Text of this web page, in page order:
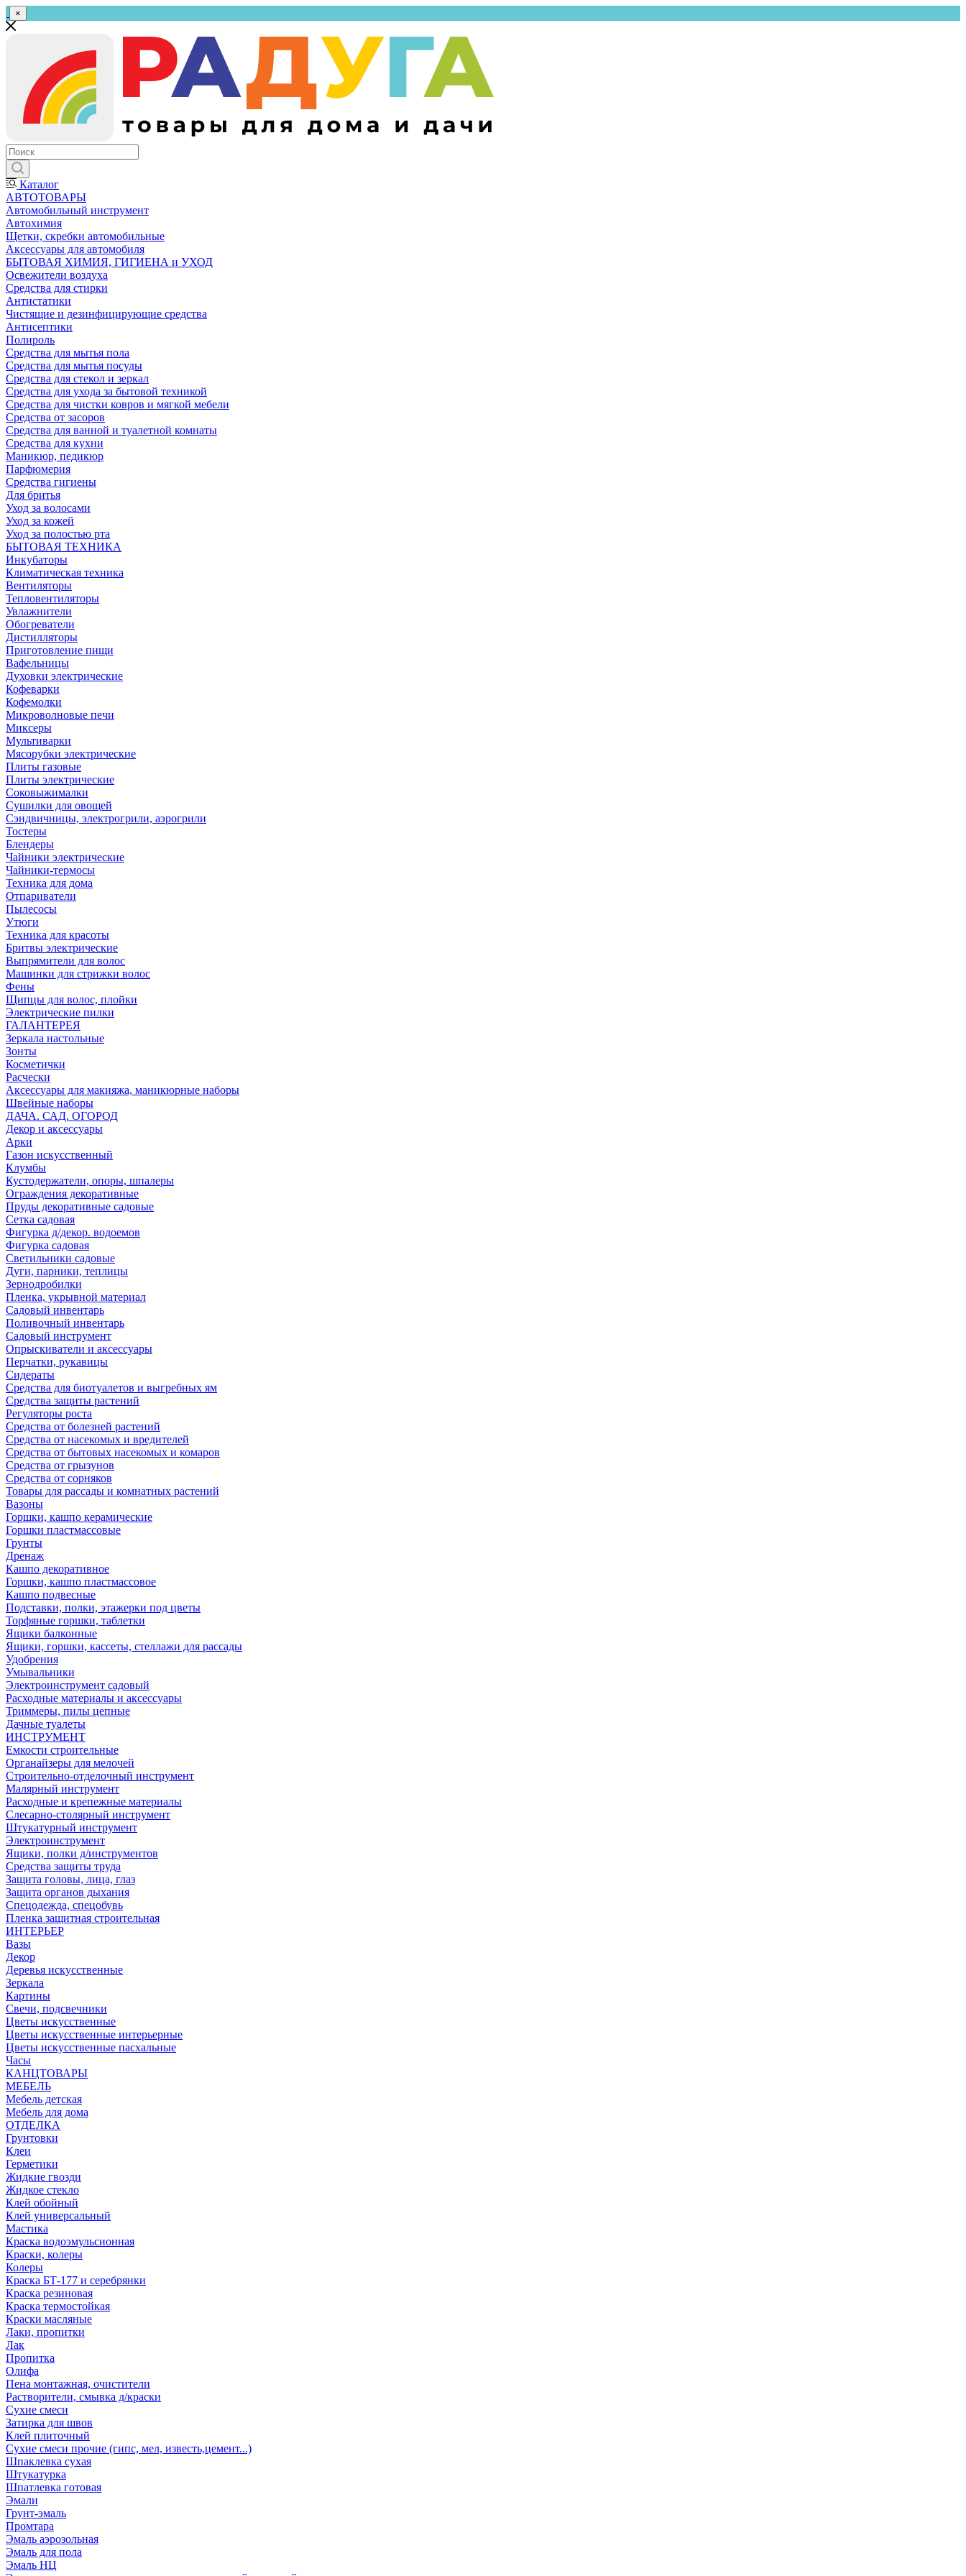
×
Каталог
АВТОТОВАРЫ
Автомобильный инструмент
Автохимия
Щетки, скребки автомобильные
Аксессуары для автомобиля
БЫТОВАЯ ХИМИЯ, ГИГИЕНА и УХОД
Освежители воздуха
Средства для стирки
Антистатики
Чистящие и дезинфицирующие средства
Антисептики
Полироль
Средства для мытья пола
Средства для мытья посуды
Средства для стекол и зеркал
Средства для ухода за бытовой техникой
Средства для чистки ковров и мягкой мебели
Средства от засоров
Средства для ванной и туалетной комнаты
Средства для кухни
Маникюр, педикюр
Парфюмерия
Средства гигиены
Для бритья
Уход за волосами
Уход за кожей
Уход за полостью рта
БЫТОВАЯ ТЕХНИКА
Инкубаторы
Климатическая техника
Вентиляторы
Тепловентиляторы
Увлажнители
Обогреватели
Дистилляторы
Приготовление пищи
Вафельницы
Духовки электрические
Кофеварки
Кофемолки
Микроволновые печи
Миксеры
Мультиварки
Мясорубки электрические
Плиты газовые
Плиты электрические
Соковыжималки
Сушилки для овощей
Сэндвичницы, электрогрили, аэрогрили
Тостеры
Блендеры
Чайники электрические
Чайники-термосы
Техника для дома
Отпариватели
Пылесосы
Утюги
Техника для красоты
Бритвы электрические
Выпрямители для волос
Машинки для стрижки волос
Фены
Щипцы для волос, плойки
Электрические пилки
ГАЛАНТЕРЕЯ
Зеркала настольные
Зонты
Косметички
Расчески
Аксессуары для макияжа, маникюрные наборы
Швейные наборы
ДАЧА. САД. ОГОРОД
Декор и аксессуары
Арки
Газон искусственный
Клумбы
Кустодержатели, опоры, шпалеры
Ограждения декоративные
Пруды декоративные садовые
Сетка садовая
Фигурка д/декор. водоемов
Фигурка садовая
Светильники садовые
Дуги, парники, теплицы
Зернодробилки
Пленка, укрывной материал
Садовый инвентарь
Поливочный инвентарь
Садовый инструмент
Опрыскиватели и аксессуары
Перчатки, рукавицы
Сидераты
Средства для биотуалетов и выгребных ям
Средства защиты растений
Регуляторы роста
Средства от болезней растений
Средства от насекомых и вредителей
Средства от бытовых насекомых и комаров
Средства от грызунов
Средства от сорняков
Товары для рассады и комнатных растений
Вазоны
Горшки, кашпо керамические
Горшки пластмассовые
Грунты
Дренаж
Кашпо декоративное
Горшки, кашпо пластмассовое
Кашпо подвесные
Подставки, полки, этажерки под цветы
Торфяные горшки, таблетки
Ящики балконные
Ящики, горшки, кассеты, стеллажи для рассады
Удобрения
Умывальники
Электроинструмент садовый
Расходные материалы и аксессуары
Триммеры, пилы цепные
Дачные туалеты
ИНСТРУМЕНТ
Емкости строительные
Органайзеры для мелочей
Строительно-отделочный инструмент
Малярный инструмент
Расходные и крепежные материалы
Слесарно-столярный инструмент
Штукатурный инструмент
Электроинструмент
Ящики, полки д/инструментов
Средства защиты труда
Защита головы, лица, глаз
Защита органов дыхания
Спецодежда, спецобувь
Пленка защитная строительная
ИНТЕРЬЕР
Вазы
Декор
Деревья искусственные
Зеркала
Картины
Свечи, подсвечники
Цветы искусственные
Цветы искусственные интерьерные
Цветы искусственные пасхальные
Часы
КАНЦТОВАРЫ
МЕБЕЛЬ
Мебель детская
Мебель для дома
ОТДЕЛКА
Грунтовки
Клеи
Герметики
Жидкие гвозди
Жидкое стекло
Клей обойный
Клей универсальный
Мастика
Краска водоэмульсионная
Краски, колеры
Колеры
Краска БТ-177 и серебрянки
Краска резиновая
Краска термостойкая
Краски масляные
Лаки, пропитки
Лак
Пропитка
Олифа
Пена монтажная, очистители
Растворители, смывка д/краски
Сухие смеси
Затирка для швов
Клей плиточный
Сухие смеси прочие (гипс, мел, известь,цемент...)
Шпаклевка сухая
Штукатурка
Шпатлевка готовая
Эмали
Грунт-эмаль
Промтара
Эмаль аэрозольная
Эмаль для пола
Эмаль НЦ